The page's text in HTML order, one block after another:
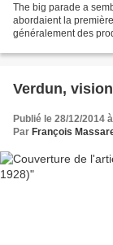
The big parade a
abordaient la
généralement des
Verdun,
Publié le 28/12/2014
Par François